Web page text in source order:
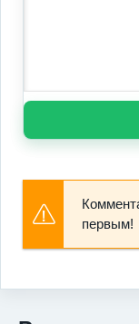
первым!